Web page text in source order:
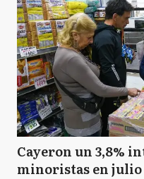
Cayeron un 3,8%
minoristas en julio